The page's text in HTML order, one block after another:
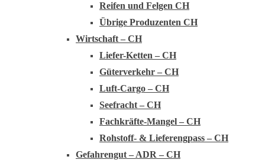
Reifen und Felgen CH
Übrige Produzenten CH
Wirtschaft – CH
Liefer-Ketten – CH
Güterverkehr – CH
Luft-Cargo – CH
Seefracht – CH
Fachkräfte-Mangel – CH
Rohstoff- & Lieferengpass – CH
Gefahrengut – ADR – CH